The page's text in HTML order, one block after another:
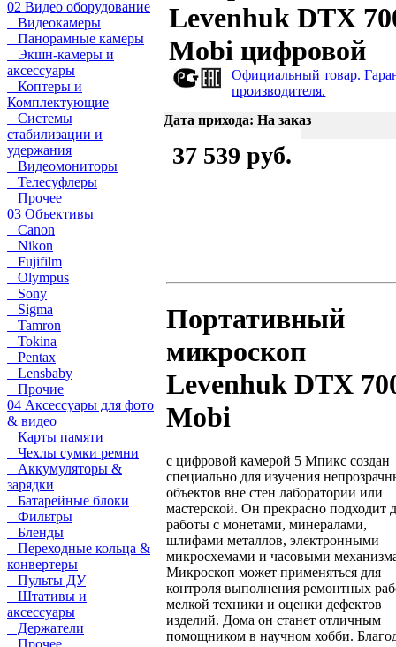
02 Видео оборудование
Видеокамеры
Панорамные камеры
Экшн-камеры и
аксессуары
Коптеры и
Комплектующие
Системы
стабилизации и
удержания
Видеомониторы
Телесуфлеры
Прочее
03 Объективы
Canon
Nikon
Fujifilm
Olympus
Sony
Sigma
Tamron
Tokina
Pentax
Lensbaby
Прочие
04 Аксессуары для фото
& видео
Карты памяти
Чехлы сумки ремни
Аккумуляторы &
зарядки
Батарейные блоки
Фильтры
Бленды
Переходные кольца &
конвертеры
Пульты ДУ
Штативы и
аксессуары
Держатели
Прочее
Levenhuk DTX
Mobi цифровой
Официальный товар.
производителя.
Дата прихода: На заказ
37 539 руб.
Портативный
микроскоп
Levenhuk DTX
Mobi
с цифровой камерой 5 Мпикс создан
специально для изучения
объектов вне стен лаборатории или
мастерской. Он прекрасно подходит
работы с монетами, минералами,
шлифами металлов, электронными
микросхемами и часовыми
Микроскоп может применяться для
контроля выполнения ремонтных
мелкой техники и оценки дефектов
изделий. Дома он станет отличным
помощником в научном хобби.